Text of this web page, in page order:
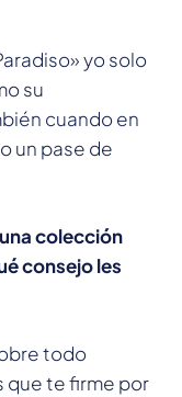
yo solo
su
cuando en
un pase de
colección
consejo les
todo
que te firme por